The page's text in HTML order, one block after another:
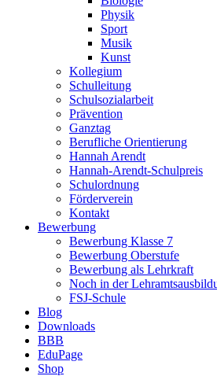
Physik
Sport
Musik
Kunst
Kollegium
Schulleitung
Schulsozialarbeit
Prävention
Ganztag
Berufliche Orientierung
Hannah Arendt
Hannah-Arendt-Schulpreis
Schulordnung
Förderverein
Kontakt
Bewerbung
Bewerbung Klasse 7
Bewerbung Oberstufe
Bewerbung als Lehrkraft
Noch in der
FSJ-Schule
Blog
Downloads
BBB
EduPage
Shop